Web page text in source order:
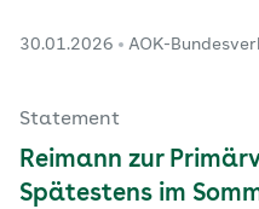
die AOK. Zusätzliche,
geplanten
30.01.2026 AOK-
Statement
Reimann zur
Spätestens im